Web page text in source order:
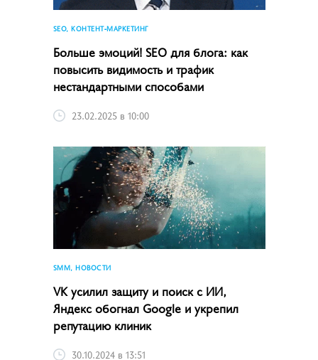
SEO, КОНТЕНТ-МАРКЕТИНГ
Больше эмоций! SEO для блога: как
повысить видимость и трафик
нестандартными способами
23.02.2025 в 10:00
SMM, НОВОСТИ
VK усилил защиту и поиск с ИИ,
Яндекс обогнал Google и укрепил
репутацию клиник
30.10.2024 в 13:51